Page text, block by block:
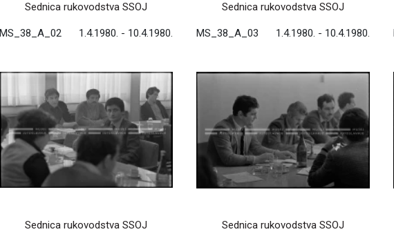
Sednica rukovodstva SSOJ
MS_38_A_02 1.4.1980. - 10.4.1980.
Sednica rukovodstva SSOJ
MS_38_A_03 1.4.1980. - 10.4.1980.
Sednica rukovodstva SSOJ Sednica rukovodstva SSOJ